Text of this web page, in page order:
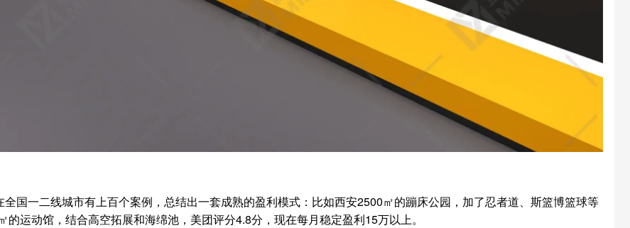
国一二线城市有上百个案例，总结出一套成熟的盈利模式：比如西安2500㎡的蹦床公园，加了忍者道、斯篮博篮球等
运动馆，结合高空拓展和海绵池，美团评分4.8分，现在每月稳定盈利15万以上。